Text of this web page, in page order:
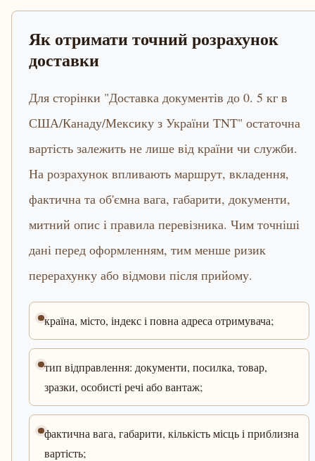
Як отримати точний розрахунок
доставки
Для сторінки "Доставка документів до 0. 5 кг в
США/Канаду/Мексику з України TNT" остаточна
вартість залежить не лише від країни чи служби.
На розрахунок впливають маршрут, вкладення,
фактична та об'ємна вага, габарити, документи,
митний опис і правила перевізника. Чим точніші
дані перед оформленням, тим менше ризик
перерахунку або відмови після прийому.
країна, місто, індекс і повна адреса отримувача;
тип відправлення: документи, посилка, товар,
зразки, особисті речі або вантаж;
фактична вага, габарити, кількість місць і приблизна
вартість;